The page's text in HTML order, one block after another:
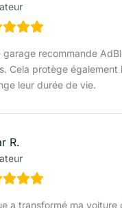
garage recommande
Cela protège également
leur durée de vie.
R.
a transformé ma voiture